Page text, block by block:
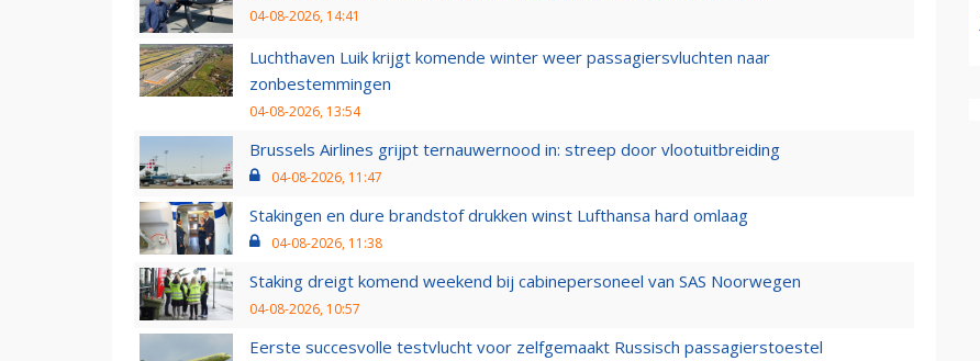
04-08-2026, 14:41
Luchthaven Luik krijgt komende winter weer passagiersvluchten naar
zonbestemmingen
04-08-2026, 13:54
Brussels Airlines grijpt ternauwernood in: streep door vlootuitbreiding
04-08-2026, 11:47
Stakingen en dure brandstof drukken winst Lufthansa hard omlaag
04-08-2026, 11:38
Staking dreigt komend weekend bij cabinepersoneel van SAS Noorwegen
04-08-2026, 10:57
Eerste succesvolle testvlucht voor zelfgemaakt Russisch passagierstoestel